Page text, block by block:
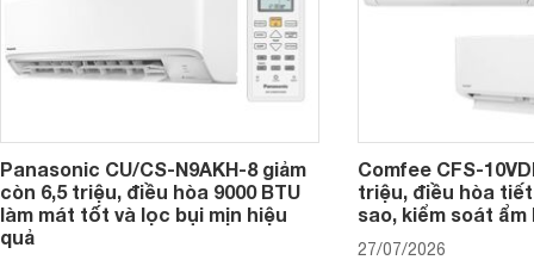
Panasonic CU/CS-N9AKH-8 giảm
còn 6,5 triệu, điều hòa 9000 BTU
làm mát tốt và lọc bụi mịn hiệu
quả
Comfee CFS-
triệu, điều hòa
sao, kiểm soát ẩm
27/07/2026